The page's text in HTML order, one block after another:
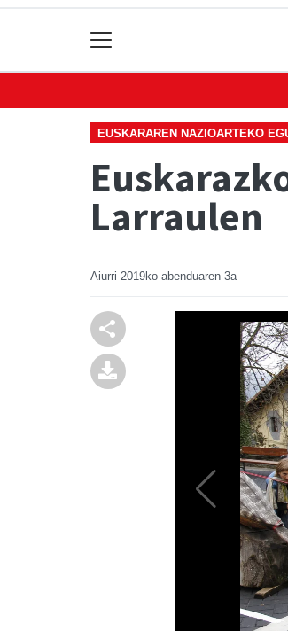
EUSKARAREN NAZIOARTEKO
Larraulen
Aiurri 2019ko abenduaren 3a